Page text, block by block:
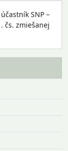
SNP –
čs. zmiešanej